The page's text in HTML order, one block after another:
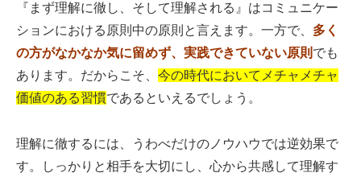
『まず理解に徹し、そして理解される』はコミュニケー
ションにおける原則中の原則と言えます。一方で、 多く
の方がなかなか気に留めず、実践できていない原則 でも
あります。だからこそ、 今の時代においてメチャメチャ
価値のある習慣であるといえるでしょう。
理解に徹するには、うわべだけのノウハウでは逆効果で
す。しっかりと相手を大切にし、心から共感して理解す